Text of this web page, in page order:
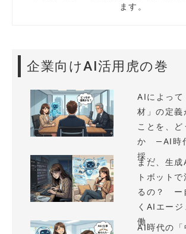
ます。
企業向けAI活用虎の巻
AIによって
材」の定義
ことを、ど
か —AI時
採...
まだ、生成
トボット
るの？ ー
くAIエー
働...
AI時代の「